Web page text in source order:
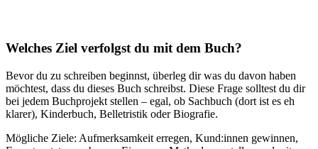
Welches Ziel verfolgst du mit dem Buch?
Bevor du zu schreiben beginnst, überleg dir was du davon haben
möchtest, dass du dieses Buch schreibst. Diese Frage solltest du dir
bei jedem Buchprojekt stellen – egal, ob Sachbuch (dort ist es eh
klarer), Kinderbuch, Belletristik oder Biografie.
Mögliche Ziele: Aufmerksamkeit erregen, Kund:innen gewinnen,